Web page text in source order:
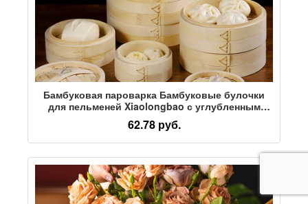
Бамбуковая пароварка Бамбуковые булочки
для пельменей Xiaolongbao с углубленным
выдвижным ящиком ручной работы, крышка
выдвижного ящика для приготовления на пару,
округ Ша, коммерческий бытовой большой
62.78 руб.